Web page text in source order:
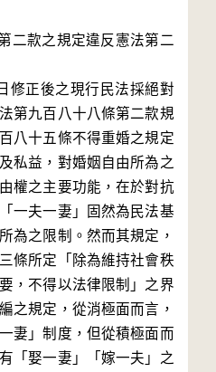
二款之規定違反憲法第二
修正後之現行民法採絕對
第九百八十八條第二款規
八十五條不得重婚之規定
私益，對婚姻自由所為之
權之主要功能，在於對抗
一夫一妻」固然為民法基
為之限制。然而其規定，
條所定「除為維持社會秩
，不得以法律限制」之界
之規定，從消極面而言，
妻」制度，但從積極面而
「娶一妻」「嫁一夫」之